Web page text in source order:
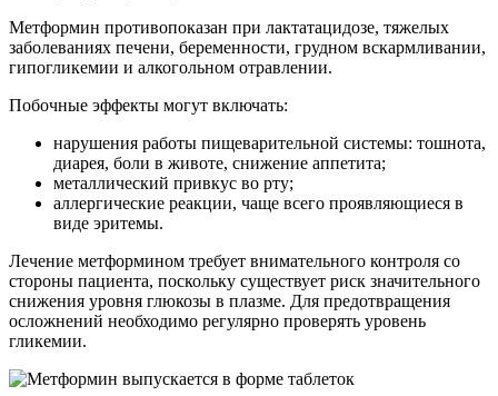
Метформин противопоказан при лактатацидозе, тяжелых
заболеваниях печени, беременности, грудном вскармливании,
гипогликемии и алкогольном отравлении.
Побочные эффекты могут включать:
нарушения работы пищеварительной системы: тошнота,
диарея, боли в животе, снижение аппетита;
металлический привкус во рту;
аллергические реакции, чаще всего проявляющиеся в
виде эритемы.
Лечение метформином требует внимательного контроля со
стороны пациента, поскольку существует риск значительного
снижения уровня глюкозы в плазме. Для предотвращения
осложнений необходимо регулярно проверять уровень
гликемии.